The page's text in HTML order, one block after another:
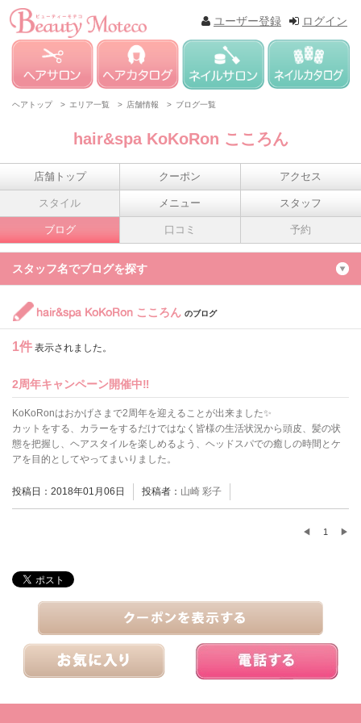
ログイン
ユーザー登録
ヘアトップ > エリア一覧 > 店舗情報 > ブログ一覧
hair&spa KoKoRon こころん
店舗トップ クーポン アクセス
スタイル メニュー スタッフ
ブログ 口コミ 予約
スタッフ名でブログを探す
hair&spa KoKoRon こころん のブログ
1件 表示されました。
2周年キャンペーン開催中‼
KoKoRonはおかげさまで2周年を迎えることが出来ました✨
カットをする、カラーをするだけではなく皆様の生活状況から頭皮、髪の状
態を把握し、ヘアスタイルを楽しめるよう、ヘッドスパでの癒しの時間とケ
アを目的としてやってまいりました。
投稿日：2018年01月06日 投稿者： 山崎 彩子
▶
1
◀